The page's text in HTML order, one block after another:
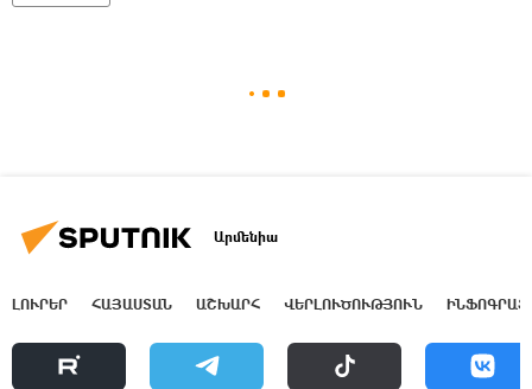
Արմենիա
ԼՈՒՐԵՐ ՀԱՅԱՍՏԱՆ ԱՇԽԱՐՀ ՎԵՐԼՈՒԾՈՒԹՅՈՒՆ